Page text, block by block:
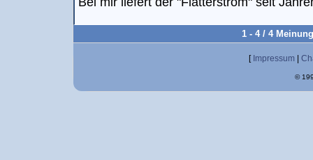
1 - 4 / 4
[ Impressum
©